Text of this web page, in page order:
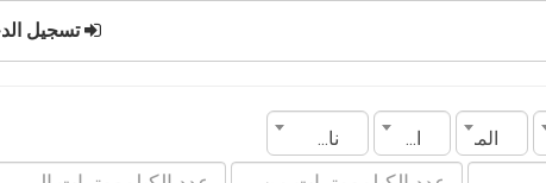
تسجيل
الماركة الموديل ناقل الحركة